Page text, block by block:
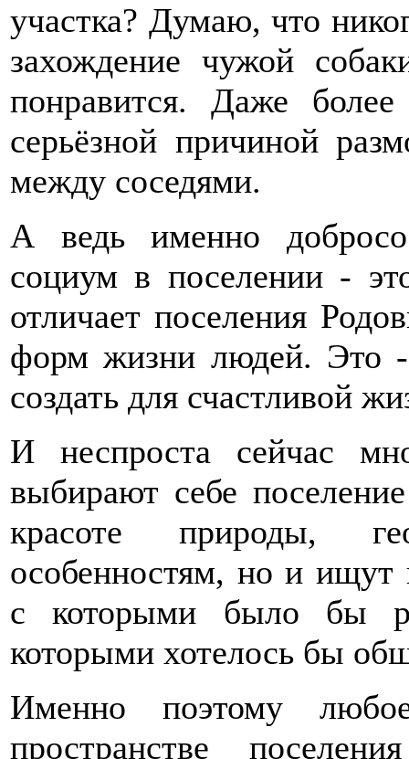
участка? Думаю, что
захождение чужой
понравится. Даже
серьёзной причиной
между соседями.
А ведь именно
социум в поселении -
отличает поселения
форм жизни людей. Это
создать для счастливой
И неспроста сейчас
выбирают себе
красоте природы,
особенностям, но и ищут
с которыми было бы
которыми хотелось бы
Именно поэтому
пространстве